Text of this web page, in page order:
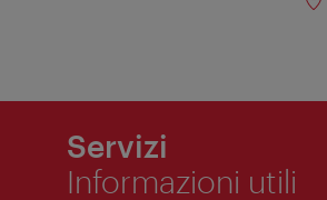
Servizi
Informazioni utili